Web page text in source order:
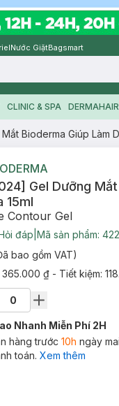
Nước GiặtBagsmart
CLINIC & SPA DERMAHAIR
Bioderma Giúp Làm
Gel Dưỡng
15ml
Contour Gel
đáp Mã sản phẩm:
bao gồm VAT)
365.000 ₫ - Tiết kiệm:
Nhanh Miễn Phí 2H
hàng trước 10h ngày
toán. Xem thêm